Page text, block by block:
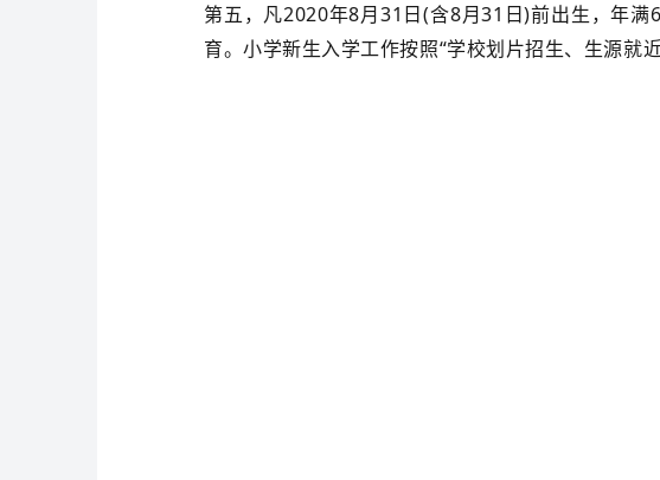
第五，凡2020年8月31日(含8月31日)前出生，年
育。小学新生入学工作按照“学校划片招生、生源就